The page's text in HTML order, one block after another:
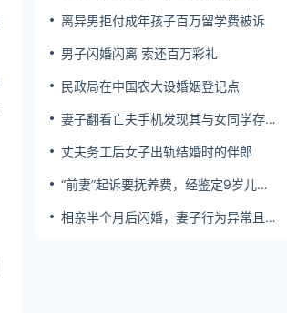
离异男拒付成年孩子百万留学费被诉
男子闪婚闪离 索还百万彩礼
民政局在中国农大设婚姻登记点
妻子翻看亡夫手机发现其与女同学存婚
丈夫务工后女子出轨结婚时的伴郎
“前妻”起诉要抚养费，经鉴定9岁儿子
相亲半个月后闪婚，妻子行为异常且持